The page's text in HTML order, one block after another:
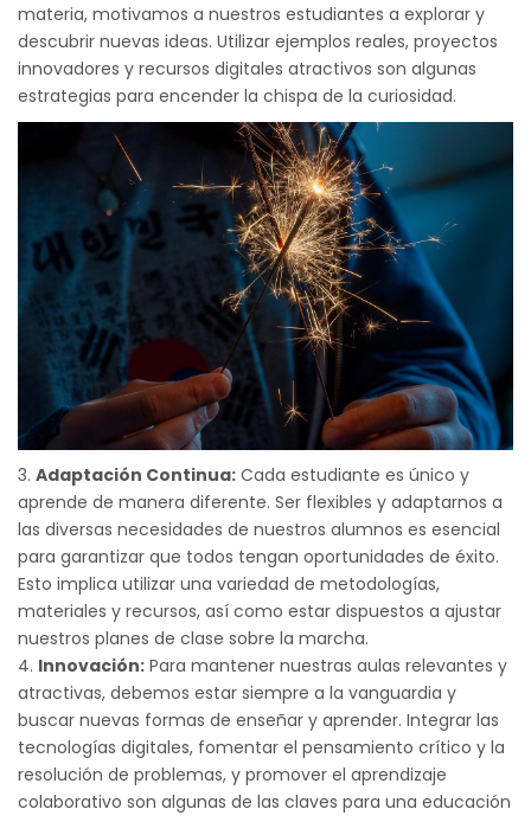
materia, motivamos a nuestros estudiantes a explorar y
descubrir nuevas ideas. Utilizar ejemplos reales, proyectos
innovadores y recursos digitales atractivos son algunas
estrategias para encender la chispa de la curiosidad.
Adaptación Continua: Cada estudiante es único y
aprende de manera diferente. Ser flexibles y adaptarnos a
las diversas necesidades de nuestros alumnos es esencial
para garantizar que todos tengan oportunidades de éxito.
Esto implica utilizar una variedad de metodologías,
materiales y recursos, así como estar dispuestos a ajustar
nuestros planes de clase sobre la marcha.
Innovación: Para mantener nuestras aulas relevantes y
atractivas, debemos estar siempre a la vanguardia y
buscar nuevas formas de enseñar y aprender. Integrar las
tecnologías digitales, fomentar el pensamiento crítico y la
resolución de problemas, y promover el aprendizaje
colaborativo son algunas de las claves para una educación